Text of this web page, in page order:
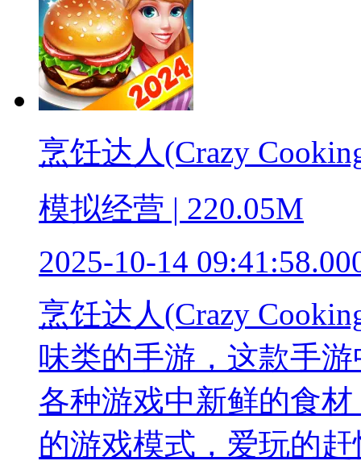
烹饪达人(Crazy
模拟经营 | 220.05M
2025-10-14
烹饪达人(Crazy
味类的手游，这款手
各种游戏中新鲜的食
的游戏模式，爱玩的